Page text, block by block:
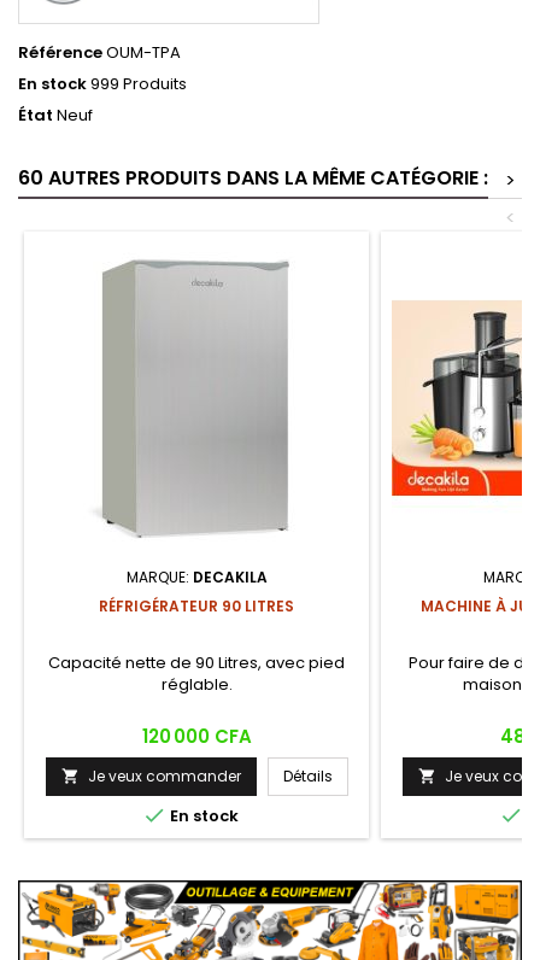
RéférenceOUM-TPA
En stock999 Produits
État Neuf
60 AUTRES PRODUITS DANS LA MÊME CATÉGORIE :
>
<
MARQUE: DECAKILA
RÉFRIGÉRATEUR 90 LITRES
Capacité nette de 90 Litres, avec pied
réglable.
Prix
120 000 CFA
 Je veux commander Détails
 En stock
MACHINE À
Pour faire de
maison.
Prix
48
 Je veux
